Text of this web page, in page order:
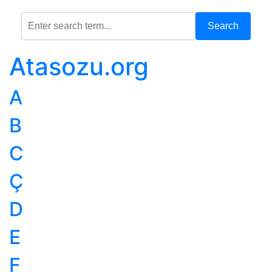
Search
Atasozu.org
A
B
C
Ç
D
E
F